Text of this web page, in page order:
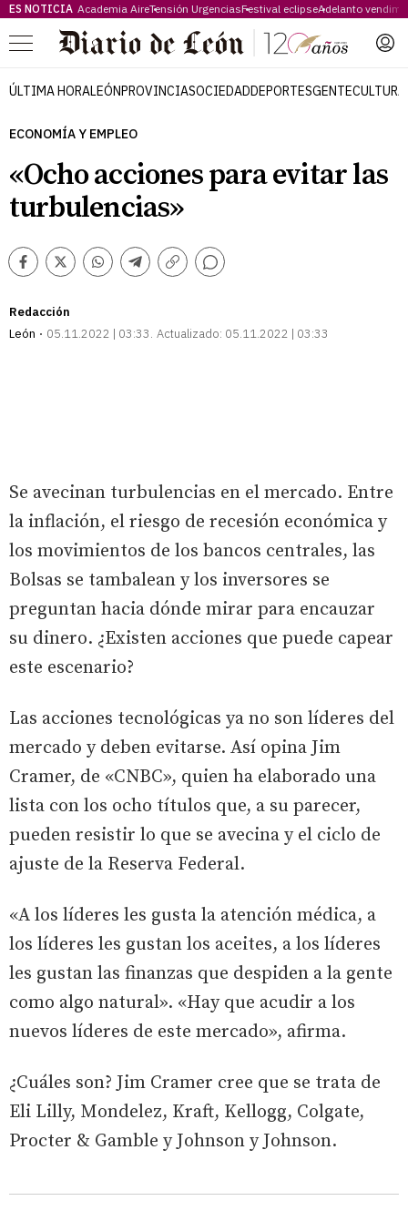
ES NOTICIA Academia AireTensión UrgenciasFestival eclipseAdelanto
Menú
ÚLTIMA HORALEÓNPROVINCIASOCIEDADDEPORTESGENTECULTURA
ECONOMÍA Y EMPLEO
«Ocho acciones para evitar las
turbulencias»
Facebook
TwitterWhatsappTelegram
Copiar
Comentarios
Redacción
León
05.11.2022 | 03:33 Actualizado: 05.11.2022 | 03:33
Se avecinan turbulencias en el mercado. Entre
la inflación, el riesgo de recesión económica y
los movimientos de los bancos centrales, las
Bolsas se tambalean y los inversores se
preguntan hacia dónde mirar para encauzar
su dinero. ¿Existen acciones que puede capear
este escenario?
Las acciones tecnológicas ya no son líderes del
mercado y deben evitarse. Así opina Jim
Cramer, de «CNBC», quien ha elaborado una
lista con los ocho títulos que, a su parecer,
pueden resistir lo que se avecina y el ciclo de
ajuste de la Reserva Federal.
«A los líderes les gusta la atención médica, a
los líderes les gustan los aceites, a los líderes
les gustan las finanzas que despiden a la gente
como algo natural». «Hay que acudir a los
nuevos líderes de este mercado», afirma.
¿Cuáles son? Jim Cramer cree que se trata de
Eli Lilly, Mondelez, Kraft, Kellogg, Colgate,
Procter & Gamble y Johnson y Johnson.